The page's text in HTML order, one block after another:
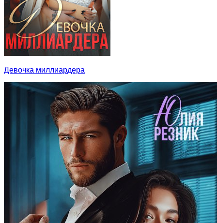
Девочка миллиардера